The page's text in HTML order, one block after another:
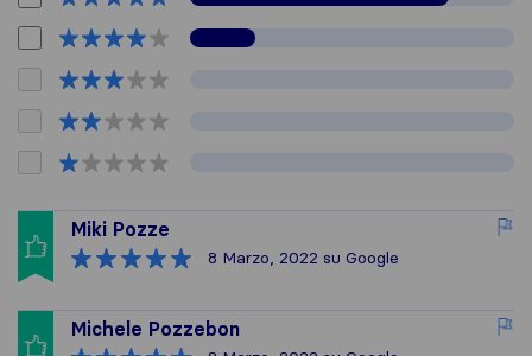
Miki Pozze
8 Marzo, 2022 su Google
Michele Pozzebon